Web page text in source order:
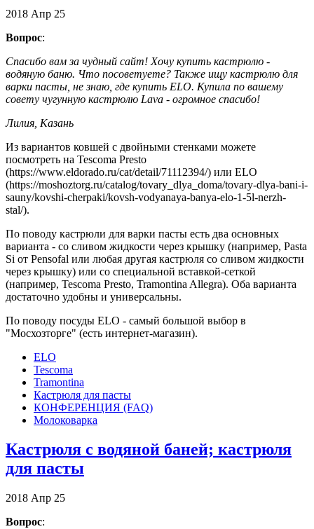
2018 Апр 25
Вопрос:
Спасибо вам за чудный сайт! Хочу купить кастрюлю -
водяную баню. Что посоветуете? Также ищу кастрюлю для
варки пасты, не знаю, где купить ELO. Купила по вашему
совету чугунную кастрюлю Lava - огромное спасибо!
Лилия, Казань
Из вариантов ковшей с двойными стенками можете
посмотреть на Tescoma Presto
(https://www.eldorado.ru/cat/detail/71112394/) или ELO
(https://moshoztorg.ru/catalog/tovary_dlya_doma/tovary-dlya-bani-i-
sauny/kovshi-cherpaki/kovsh-vodyanaya-banya-elo-1-5l-nerzh-
stal/).
По поводу кастрюли для варки пасты есть два основных
варианта - со сливом жидкости через крышку (например, Pasta
Si от Pensofal или любая другая кастрюля со сливом жидкости
через крышку) или со специальной вставкой-сеткой
(например, Tescoma Presto, Tramontina Allegra). Оба варианта
достаточно удобны и универсальны.
По поводу посуды ELO - самый большой выбор в
"Мосхозторге" (есть интернет-магазин).
ELO
Tescoma
Tramontina
Кастрюля для пасты
КОНФЕРЕНЦИЯ (FAQ)
Молоковарка
Кастрюля с водяной баней; кастрюля
для пасты
2018 Апр 25
Вопрос: